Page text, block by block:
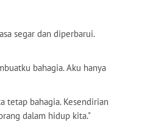
segar dan diperbarui.
bahagia. Aku hanya
tetap bahagia. Kesendirian
dalam hidup kita."